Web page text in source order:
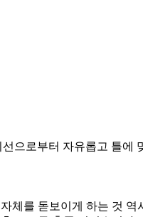
으로부터 자유롭고 틀
체를 돋보이게 하는 것